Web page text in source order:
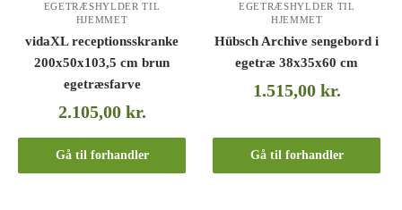
EGETRÆSHYLDER TIL
HJEMMET
vidaXL receptionsskranke
200x50x103,5 cm brun
egetræsfarve
2.105,00 kr.
Gå til forhandler
EGETRÆSHYLDER TIL
HJEMMET
Hübsch Archive sengebord i
egetræ 38x35x60 cm
1.515,00 kr.
Gå til forhandler